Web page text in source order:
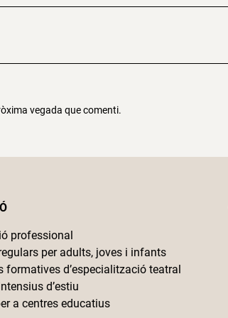
vegada que comenti.
professional
per adults, joves i infants
formatives d’especialització teatral
d’estiu
a centres educatius